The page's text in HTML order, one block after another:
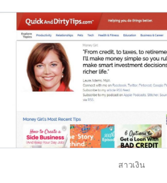
สาวเงิน